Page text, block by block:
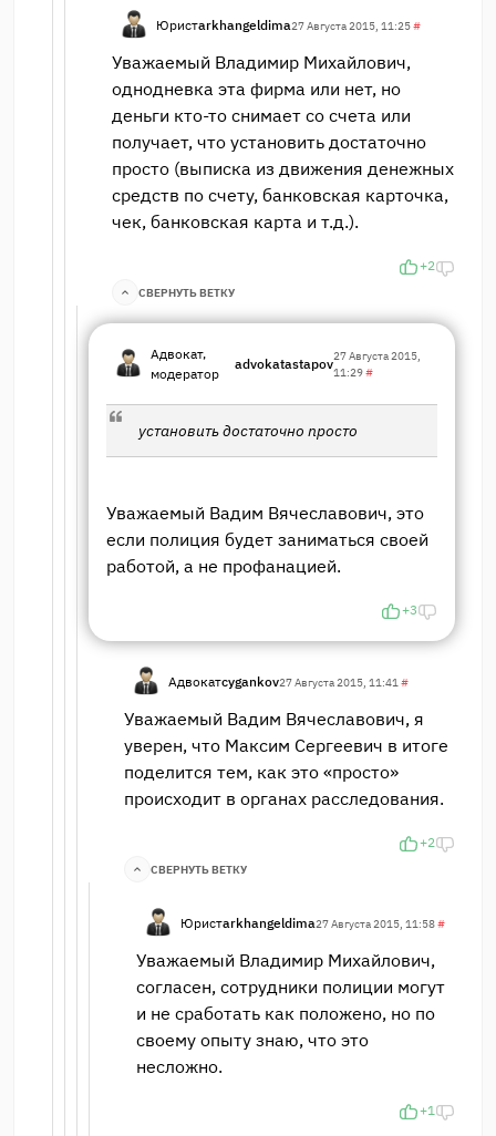
Юристarkhangeldima27 Августа 2015, 11:25#
Уважаемый Владимир Михайлович,
однодневка эта фирма или нет, но
деньги кто-то снимает со счета или
получает, что установить достаточно
просто (выписка из движения денежных
средств по счету, банковская карточка,
чек, банковская карта и т.д.).
+2
СВЕРНУТЬ ВЕТКУ
Адвокат,
модератор
advokatastapov27 Августа 2015,
11:29#
установить достаточно просто
Уважаемый Вадим Вячеславович, это
если полиция будет заниматься своей
работой, а не профанацией.
+3
Адвокатcygankov27 Августа 2015, 11:41 #
Уважаемый Вадим Вячеславович, я
уверен, что Максим Сергеевич в итоге
поделится тем, как это «просто»
происходит в органах расследования.
+2
СВЕРНУТЬ ВЕТКУ
Юристarkhangeldima27 Августа 2015, 11:58#
Уважаемый Владимир Михайлович,
согласен, сотрудники полиции могут
и не сработать как положено, но по
своему опыту знаю, что это
несложно.
+1